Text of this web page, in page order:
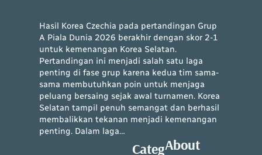
Hasil Korea Czechia pada pertandingan Grup
A Piala Dunia 2026 berakhir dengan skor 2-1
untuk kemenangan Korea Selatan.
Pertandingan ini menjadi salah satu laga
penting di fase grup karena kedua tim sama-
sama membutuhkan poin untuk menjaga
peluang bersaing sejak awal turnamen. Korea
Selatan tampil penuh semangat dan berhasil
membalikkan tekanan menjadi kemenangan
penting. Dalam laga…
CategAbout